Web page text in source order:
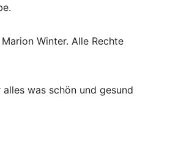
Winter. Alle Rechte
was schön und gesund